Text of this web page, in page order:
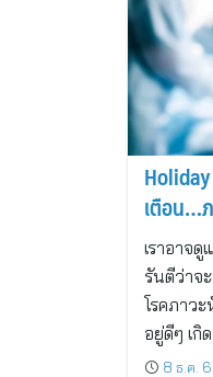
เตือน…
เราอาจดู
รันตีว่าจ
โรคภาว
อยู่ดีๆ เกิ
8 ธ.ค.